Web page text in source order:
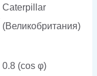
Caterpillar
(Великобритания)
0.8 (cos φ)